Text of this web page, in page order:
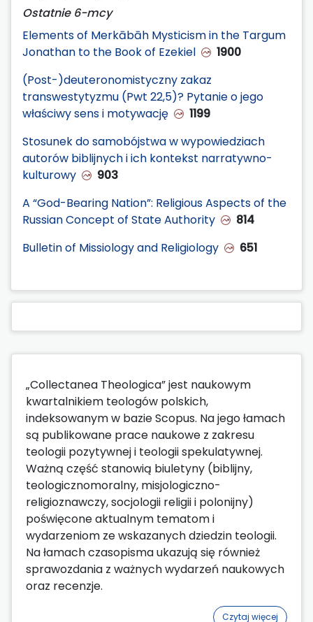
Ostatnie 6-mcy
Elements of Merkābāh Mysticism in the Targum
Jonathan to the Book of Ezekiel
1900
(Post-)deuteronomistyczny zakaz
transwestytyzmu (Pwt 22,5)? Pytanie o jego
właściwy sens i motywację
1199
Stosunek do samobójstwa w wypowiedziach
autorów biblijnych i ich kontekst narratywno-
kulturowy
903
A “God-Bearing Nation”: Religious Aspects of the
Russian Concept of State Authority
814
Bulletin of Missiology and Religiology
651
„Collectanea Theologica” jest naukowym
kwartalnikiem teologów polskich,
indeksowanym w bazie Scopus. Na jego łamach
są publikowane prace naukowe z zakresu
teologii pozytywnej i teologii spekulatywnej.
Ważną część stanowią biuletyny (biblijny,
teologicznomoralny, misjologiczno-
religioznawczy, socjologii religii i polonijny)
poświęcone aktualnym tematom i
wydarzeniom ze wskazanych dziedzin teologii.
Na łamach czasopisma ukazują się również
sprawozdania z ważnych wydarzeń naukowych
oraz recenzje.
Czytaj więcej